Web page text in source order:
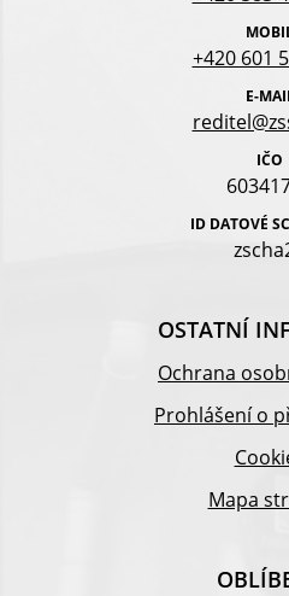
+420 601
E-
IČO
ID DATOVÉ
OSTATNÍ
Ochrana
Prohlášení o
Mapa